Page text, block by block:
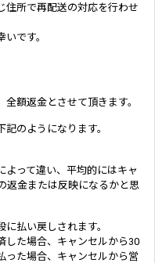
住所で再配送の対応を行わせ
です。
額返金とさせて頂きます。
のようになります。
よって違い、平均的にはキャ
返金または反映になるかと思
払い戻しされます。
した場合、キャンセルから30
った場合、キャンセルから営